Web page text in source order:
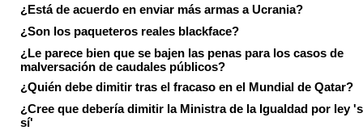
¿Está de acuerdo en enviar más armas a Ucrania?
¿Son los paqueteros reales blackface?
¿Le parece bien que se bajen las penas para los casos de
malversación de caudales públicos?
¿Quién debe dimitir tras el fracaso en el Mundial de Qatar?
¿Cree que debería dimitir la Ministra de la Igualdad por ley
sí'